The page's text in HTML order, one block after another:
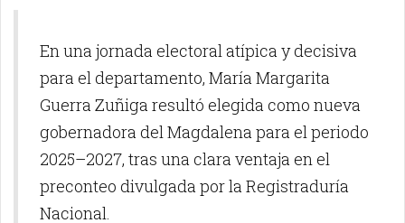
En una jornada electoral atípica y decisiva
para el departamento, María Margarita
Guerra Zuñiga resultó elegida como nueva
gobernadora del Magdalena para el periodo
2025–2027, tras una clara ventaja en el
preconteo divulgada por la Registraduría
Nacional.